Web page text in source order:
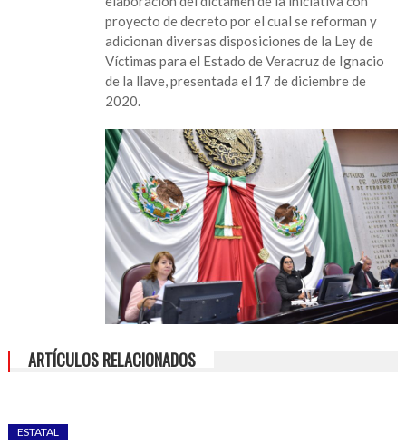
proyecto de decreto por el cual se reforman y
adicionan diversas disposiciones de la Ley de
Víctimas para el Estado de Veracruz de Ignacio
de la llave, presentada el 17 de diciembre de
2020.
ARTÍCULOS RELACIONADOS
ESTATAL